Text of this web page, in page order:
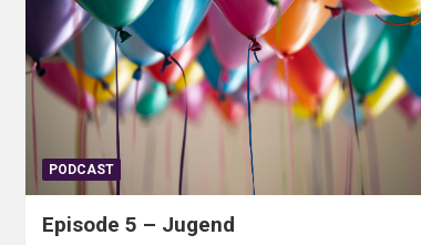
PODCAST
Episode 5 – Jugend